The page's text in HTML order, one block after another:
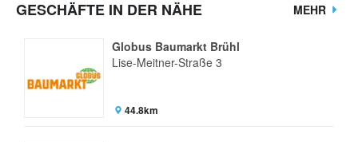
GESCHÄFTE IN DER NÄHE MEHR
Globus Baumarkt Brühl
Lise-Meitner-Straße 3
44.8km